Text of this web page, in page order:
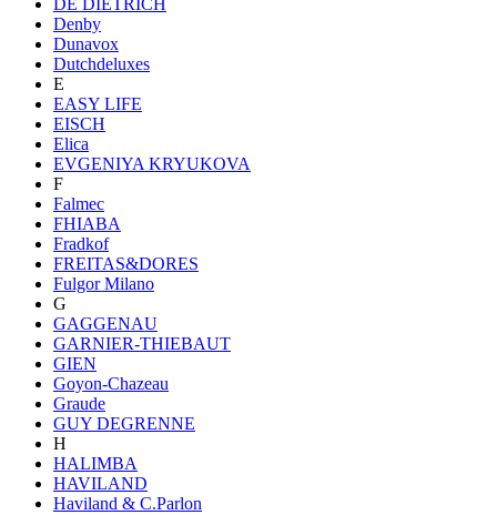
Denby
Dunavox
Dutchdeluxes
E
EASY LIFE
EISCH
Elica
EVGENIYA KRYUKOVA
F
Falmec
FHIABA
Fradkof
FREITAS&DORES
Fulgor Milano
G
GAGGENAU
GARNIER-THIEBAUT
GIEN
Goyon-Chazeau
Graude
GUY DEGRENNE
H
HALIMBA
HAVILAND
Haviland & C.Parlon